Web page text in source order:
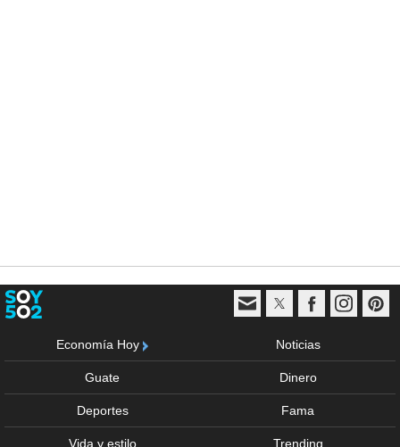
Economía Hoy Noticias
Guate Dinero
Deportes Fama
Vida y estilo Trending